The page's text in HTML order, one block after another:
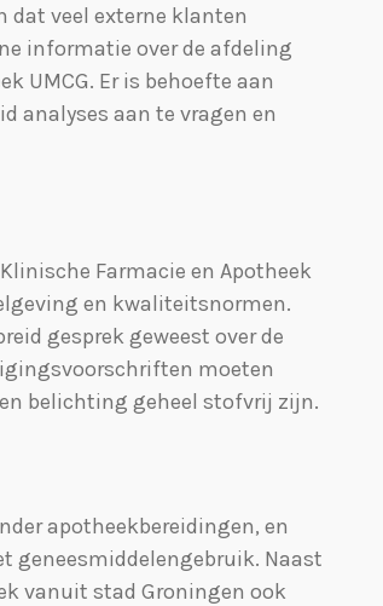
dat veel externe klanten
informatie over de afdeling
UMCG. Er is behoefte aan
analyses aan te vragen en
Farmacie en Apotheek
en kwaliteitsnormen.
gesprek geweest over de
moeten
belichting geheel stofvrij zijn.
apotheekbereidingen, en
geneesmiddelengebruik. Naast
vanuit stad Groningen ook